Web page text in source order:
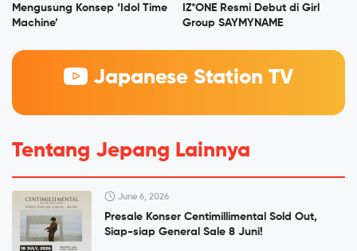
Mengusung Konsep ‘Idol Time
Machine’
IZ*ONE Resmi Debut di Girl
Group SAYMYNAME
Japanese Station TV
Tentang Jepang Lainnya
June 6, 2026
Presale Konser Centimillimental Sold Out,
Siap-siap General Sale 8 Juni!